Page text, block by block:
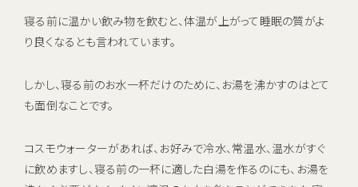
寝る前に温かい飲み物を飲むと、体温が上がって睡眠の質がよ
り良くなるとも言われています。
しかし、寝る前のお水一杯だけのために、お湯を沸かすのはとて
も面倒なことです。
コスモウォーターがあれば、お好みで冷水、常温水、温水がすぐ
に飲めますし、寝る前の一杯に適した白湯を作るのにも、お湯を